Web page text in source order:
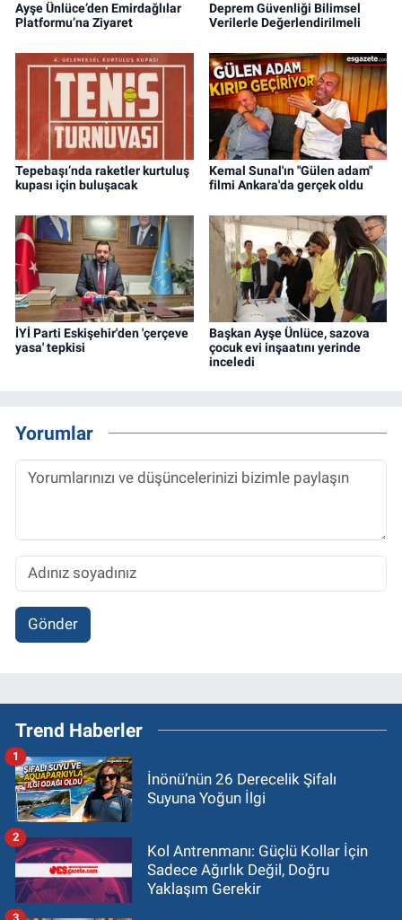
Ayşe Ünlüce’den Emirdağlılar
Platformu’na Ziyaret
Deprem Güvenliği Bilimsel
Verilerle Değerlendirilmeli
Tepebaşı’nda raketler kurtuluş
kupası için buluşacak
Kemal Sunal'ın "Gülen adam"
filmi Ankara'da gerçek oldu
İYİ Parti Eskişehir'den 'çerçeve
yasa' tepkisi
Başkan Ayşe Ünlüce, sazova
çocuk evi inşaatını yerinde
inceledi
Yorumlar
Gönder
Trend Haberler
İnönü’nün 26 Derecelik Şifalı
Suyuna Yoğun İlgi
1
Kol Antrenmanı: Güçlü Kollar İçin
Sadece Ağırlık Değil, Doğru
Yaklaşım Gerekir
2